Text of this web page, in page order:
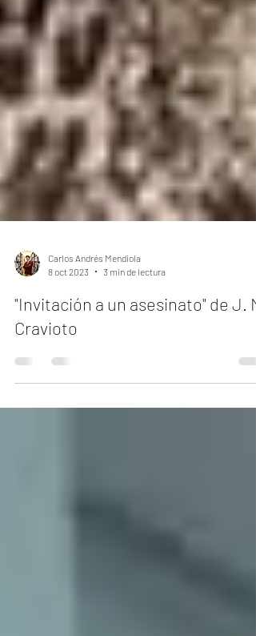
Carlos Andrés Mendiola
8 oct 2023
"Invitación a un asesinato" de J.
Cravioto